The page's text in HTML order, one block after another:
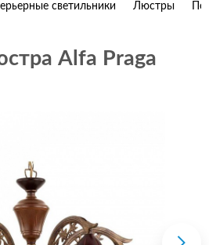
светильники Люстры
Alfa Praga